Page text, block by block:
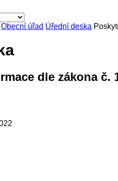
Obecní úřad Úřední deska
dle zákona č.